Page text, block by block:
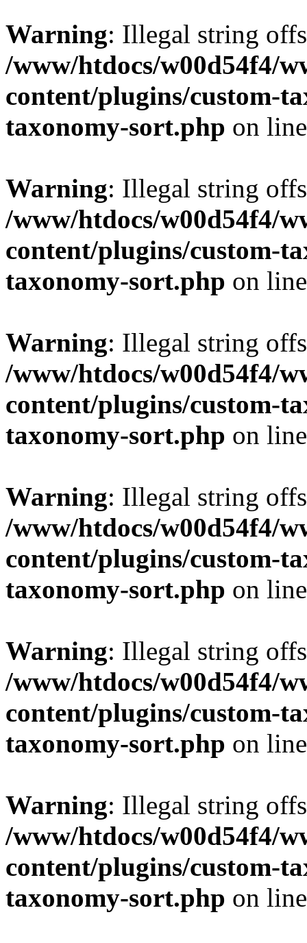
Warning: Illegal string
/www/htdocs/w00d54f4/
content/plugins/custom-
taxonomy-sort.php on
Warning: Illegal string
/www/htdocs/w00d54f4/
content/plugins/custom-
taxonomy-sort.php on
Warning: Illegal string
/www/htdocs/w00d54f4/
content/plugins/custom-
taxonomy-sort.php on
Warning: Illegal string
/www/htdocs/w00d54f4/
content/plugins/custom-
taxonomy-sort.php on
Warning: Illegal string
/www/htdocs/w00d54f4/
content/plugins/custom-
taxonomy-sort.php on
Warning: Illegal string
/www/htdocs/w00d54f4/
content/plugins/custom-
taxonomy-sort.php on